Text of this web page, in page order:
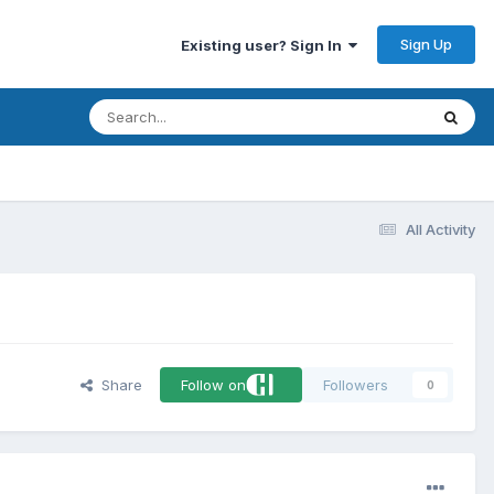
Existing user? Sign In Sign Up
All Activity
Share Follow on Followers 0